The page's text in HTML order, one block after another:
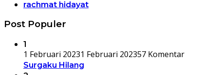
rachmat hidayat
Post Populer
1
1 Februari 20231 Februari 202357 Komentar
Surgaku Hilang